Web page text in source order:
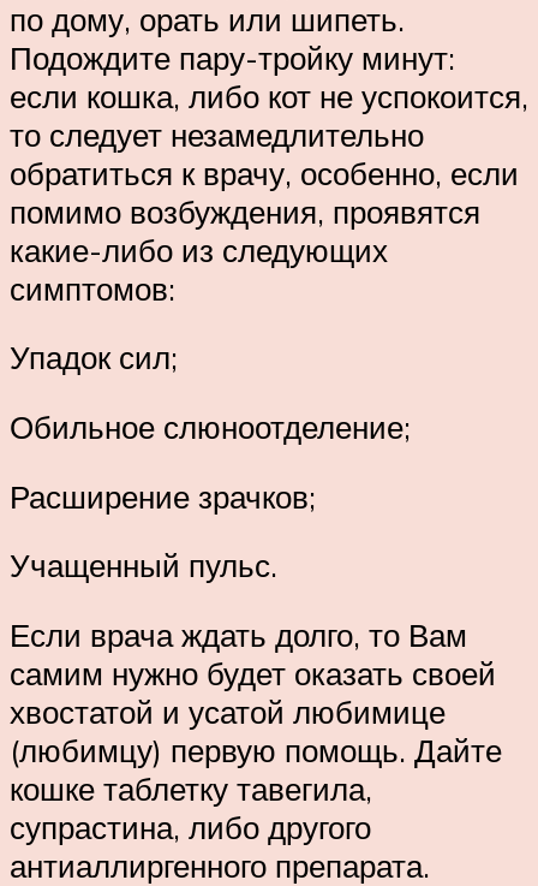
по дому, орать или шипеть.
Подождите пару-тройку минут:
если кошка, либо кот не успокоится,
то следует незамедлительно
обратиться к врачу, особенно, если
помимо возбуждения, проявятся
какие-либо из следующих
симптомов:
Упадок сил;
Обильное слюноотделение;
Расширение зрачков;
Учащенный пульс.
Если врача ждать долго, то Вам
самим нужно будет оказать своей
хвостатой и усатой любимице
(любимцу) первую помощь. Дайте
кошке таблетку тавегила,
супрастина, либо другого
антиаллиргенного препарата.